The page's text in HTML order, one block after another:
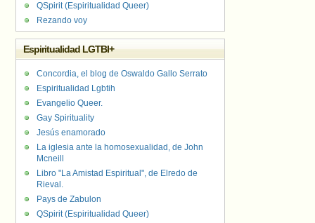
QSpirit (Espiritualidad Queer)
Rezando voy
Espiritualidad LGTBI+
Concordia, el blog de Oswaldo Gallo Serrato
Espiritualidad Lgbtih
Evangelio Queer.
Gay Spirituality
Jesús enamorado
La iglesia ante la homosexualidad, de John
Mcneill
Libro "La Amistad Espiritual", de Elredo de
Rieval.
Pays de Zabulon
QSpirit (Espiritualidad Queer)